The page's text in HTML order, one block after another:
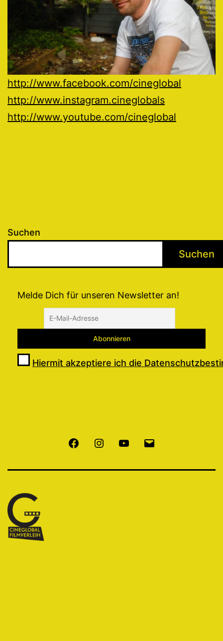
http://www.facebook.com/cineglobal
http://www.instagram.cineglobals
http://www.youtube.com/cineglobal
Suchen
Suchen
Melde Dich für unseren Newsletter an!
Hiermit akzeptiere ich die
FacebookInstagramYoutube